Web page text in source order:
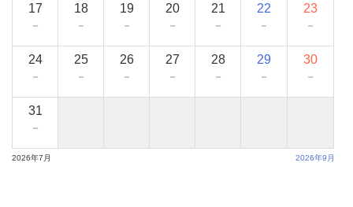
17
－
18
－
19
－
20
－
21
－
22
－
23
－
24
－
25
－
26
－
27
－
28
－
29
－
30
－
31
－
2026年7月 2026年9月